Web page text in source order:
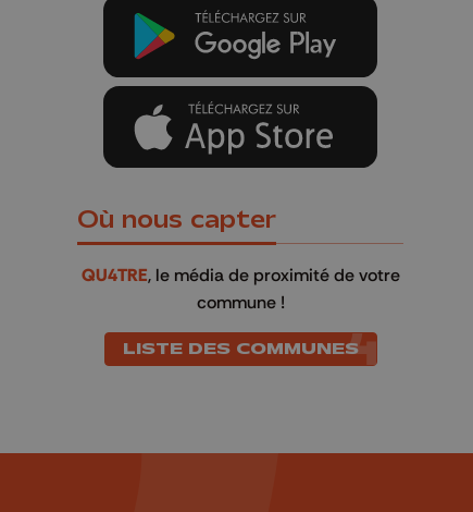
Où nous capter
QU4TRE, le média de proximité de votre
commune !
LISTE DES COMMUNES